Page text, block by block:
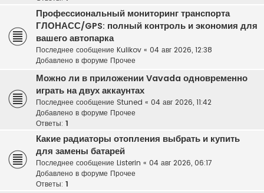
Профессиональный мониторинг транспорта
ГЛОНАСС/GPS: полный контроль и экономия для
вашего автопарка
Последнее сообщение Kulikov « 04 авг 2026, 12:38
Добавлено в форуме Прочее
Можно ли в приложении Vavada одновременно
играть на двух аккаунтах
Последнее сообщение Stuned « 04 авг 2026, 11:42
Добавлено в форуме Прочее
Ответы: 1
Какие радиаторы отопления выбрать и купить
для замены батарей
Последнее сообщение Listerin « 04 авг 2026, 06:17
Добавлено в форуме Прочее
Ответы: 1